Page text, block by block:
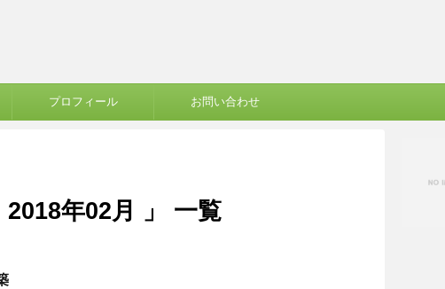
プロフィール お問い合わせ
年02月 」 一覧